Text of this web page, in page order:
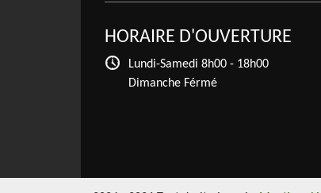
HORAIRE D'OUVERTURE
Lundi-Samedi 8h00 - 18h00
Dimanche Férmé